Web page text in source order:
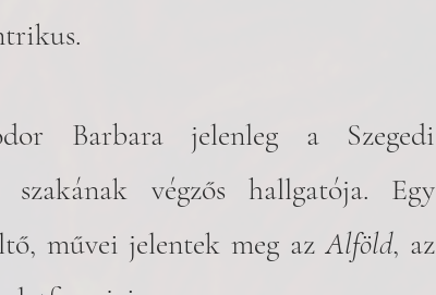
Barbara jelenleg a Szegedi
szakának végzős hallgatója. Egy
művei jelentek meg az Alföld